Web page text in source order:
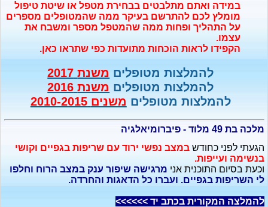
במידה ואתם מתלבטים בבחירת מטפל או שיטת טיפול
מומלץ לכם להתרשם בעיקר ממה שהמטופלים מספרים
על התהליך ופחות ממה שהמטפל מספר ומשבח את
עצמו.
הקפידו לראות הוכחות מתועדות כפי שתראו כאן.
להמלצות מטופלים משנת 2017
להמלצות מטופלים משנת 2016
להמלצות מטופלים משנים 2010-2015
מלכה בת 49 מלוד - פיברומיאלגיה
הגעתי לפני כחודשבמצב נפשי ירוד עם שריפות בגפיים וקושי
בנשימה ועייפות.
וכעת בסיום התוכנית אני מרגישה שיפור ענק במצב הרוח וחלפו
לי השריפות בגפיים. ועברו כל הדאגות והחרדה.
להמלצה המקורית בכתב יד >>>>>>